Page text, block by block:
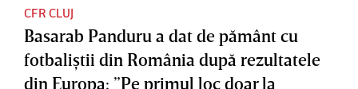
CFR CLUJ
Basarab Panduru a dat de pământ cu
fotbaliştii din România după rezultatele
din Europa: ”Pe primul loc doar la